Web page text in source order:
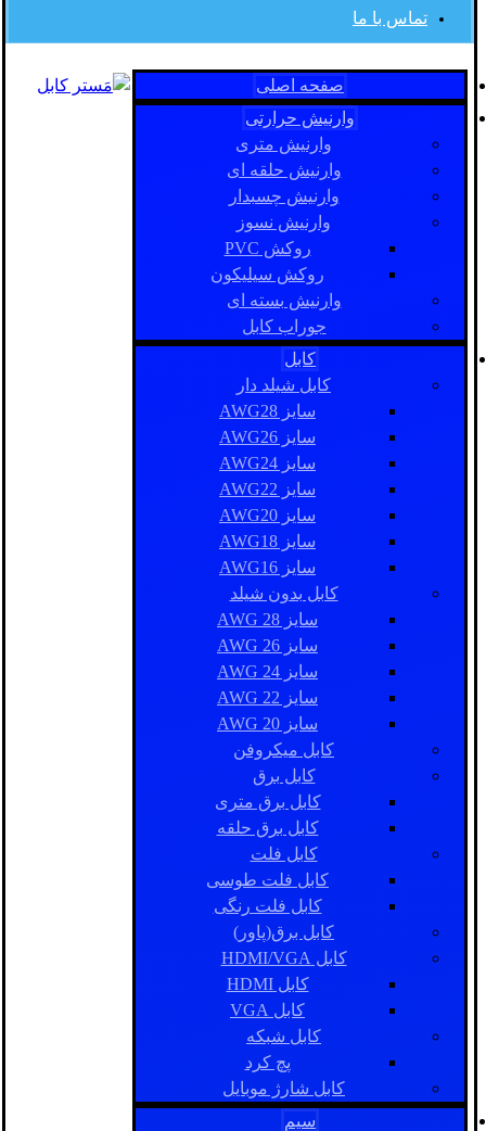
تماس با ما
صفحه اصلی
وارنیش حرارتی
وارنیش متری
وارنیش حلقه ای
وارنیش چسبدار
وارنیش نسوز
روکش PVC
روکش سیلیکون
وارنیش بسته ای
جوراب کابل
کابل
کابل شیلد دار
سایز AWG28
سایز AWG26
سایز AWG24
سایز AWG22
سایز AWG20
سایز AWG18
سایز AWG16
کابل بدون شیلد
سایز AWG 28
سایز AWG 26
سایز AWG 24
سایز AWG 22
سایز AWG 20
کابل میکروفن
کابل برق
کابل برق متری
کابل برق حلقه
کابل فلت
کابل فلت طوسی
کابل فلت رنگی
کابل برق(پاور)
کابل HDMI/VGA
کابل HDMI
کابل VGA
کابل شبکه
پچ کرد
کابل شارژ موبایل
سیم